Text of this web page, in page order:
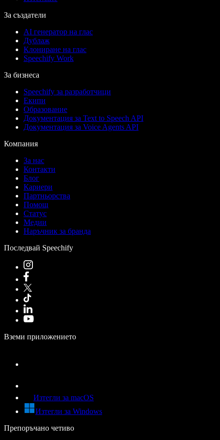
За създатели
AI генератор на глас
Дублаж
Клониране на глас
Speechify Work
За бизнеса
Speechify за разработчици
Екипи
Образование
Документация за Text to Speech API
Документация за Voice Agents API
Компания
За нас
Контакти
Блог
Кариери
Партньорства
Помощ
Статус
Медии
Наръчник за бранда
Последвай Speechify
Вземи приложението
Изтегли за macOS
Изтегли за Windows
Препоръчано четиво